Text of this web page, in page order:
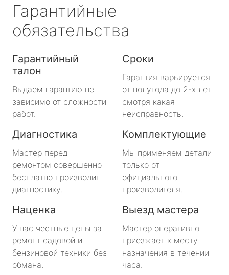
Гарантийные
обязательства
Гарантийный
талон
Выдаем гарантию не
зависимо от сложности
работ.
Сроки
Гарантия варьируется
от полугода до 2-х лет
смотря какая
неисправность.
Диагностика
Мастер перед
ремонтом совершенно
бесплатно производит
диагностику.
Комплектующие
Мы применяем детали
только от
официального
производителя.
Наценка
У нас честные цены за
ремонт садовой и
бензиновой техники без
обмана.
Выезд мастера
Мастер оперативно
приезжает к месту
назначения в течении
часа.